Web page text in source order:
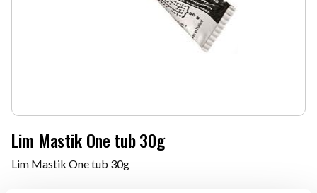
Lim Mastik One tub 30g
Lim Mastik One tub 30g